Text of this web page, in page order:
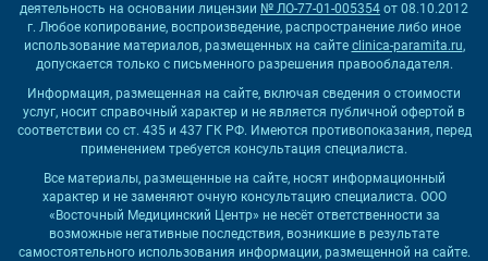
деятельность на основании лицензии № ЛО-77-01-005354 от 08.10.2012
г. Любое копирование, воспроизведение, распространение либо иное
использование материалов, размещенных на сайте clinica-paramita.ru,
допускается только с письменного разрешения правообладателя.
Информация, размещенная на сайте, включая сведения о стоимости
услуг, носит справочный характер и не является публичной офертой в
соответствии со ст. 435 и 437 ГК РФ. Имеются противопоказания, перед
применением требуется консультация специалиста.
Все материалы, размещенные на сайте, носят информационный
характер и не заменяют очную консультацию специалиста. ООО
«Восточный Медицинский Центр» не несёт ответственности за
возможные негативные последствия, возникшие в результате
самостоятельного использования информации, размещенной на сайте.